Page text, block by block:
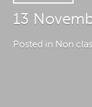
13
Posted in Non
Loi
Posted in A